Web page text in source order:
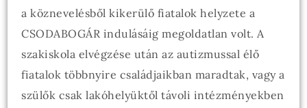
a köznevelésből kikerülő fiatalok helyzete a
CSODABOGÁR indulásáig megoldatlan volt. A
szakiskola elvégzése után az autizmussal élő
fiatalok többnyire családjaikban maradtak, vagy a
szülők csak lakóhelyüktől távoli intézményekben